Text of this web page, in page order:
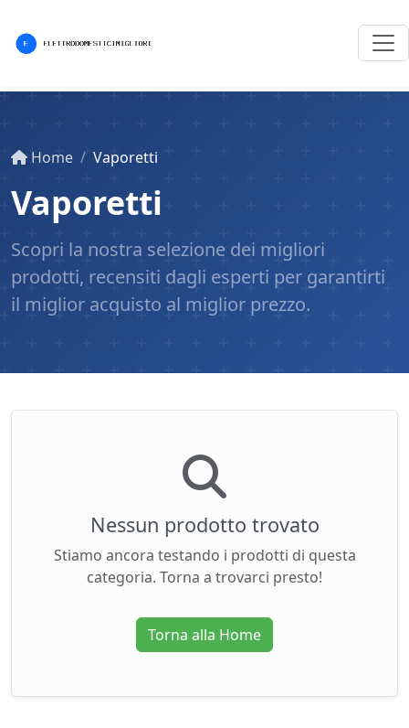
Home Vaporetti
Vaporetti
Scopri la nostra selezione dei migliori
prodotti, recensiti dagli esperti per garantirti
il miglior acquisto al miglior prezzo.
Nessun prodotto trovato
Stiamo ancora testando i prodotti di questa
categoria. Torna a trovarci presto!
Torna alla Home